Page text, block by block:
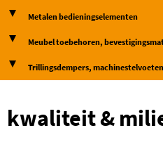
Metalen bedieningselementen
Meubel toebehoren,
Trillingsdempers, machinestelvoeten
kwaliteit &